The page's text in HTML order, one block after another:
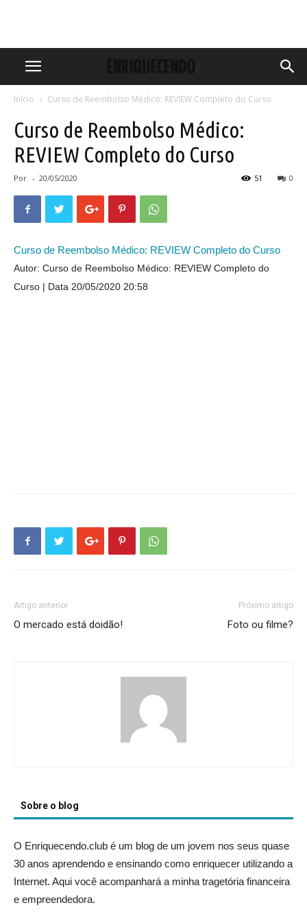
Início Curso de Reembolso Médico: REVIEW Completo do Curso
Curso de Reembolso Médico:
REVIEW Completo do Curso
Por - 20/05/2020 0
51
Curso de Reembolso Médico: REVIEW Completo do Curso
Autor: Curso de Reembolso Médico: REVIEW Completo do
Curso
Data 20/05/2020 20:58
Artigo anterior
O mercado está doidão!
Próximo artigo
Foto ou filme?
Sobre o blog
O Enriquecendo.club é um blog de um jovem nos seus quase
30 anos aprendendo e ensinando como enriquecer utilizando a
Internet. Aqui você acompanhará a minha tragetória financeira
e empreendedora.